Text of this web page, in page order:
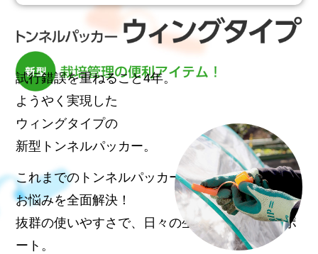
試行錯誤を重ねること4年。
ようやく実現した
ウィングタイプの
新型トンネルパッカー。
これまでのトンネルパッカーの
お悩みを全面解決！
抜群の使いやすさで、日々の生産活動を協力サポ
ート。